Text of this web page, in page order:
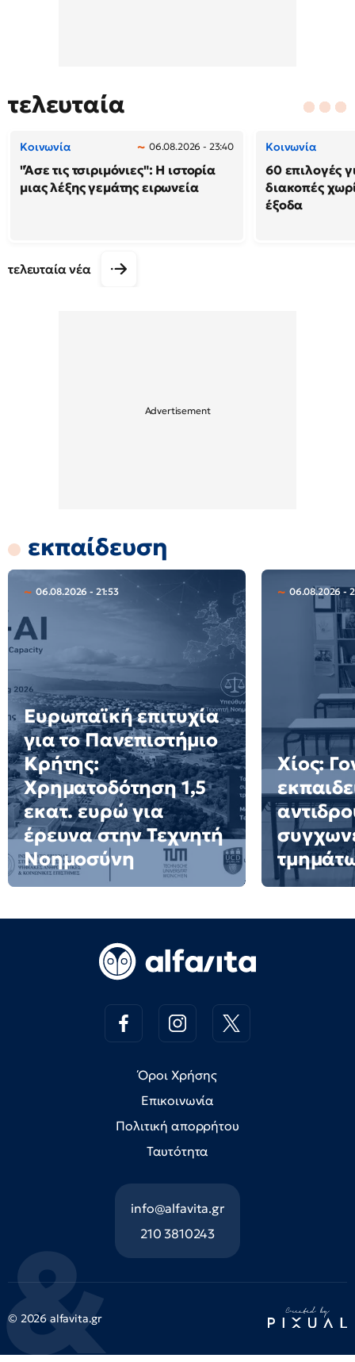
τελευταία
Κοινωνία 06.08.2026 - 23:40
"Άσε τις τσιριμόνιες": Η ιστορία
μιας λέξης γεμάτης ειρωνεία
Κοινωνία
60 επιλογές
διακοπές
έξοδα
τελευταία νέα
εκπαίδευση
06.08.2026 - 21:53
Ευρωπαϊκή επιτυχία
για το Πανεπιστήμιο
Κρήτης:
Χρηματοδότηση 1,5
εκατ. ευρώ για
έρευνα στην Τεχνητή
Νοημοσύνη
06.08.2026 -
Χίος:
Όροι Χρήσης
Επικοινωνία
Πολιτική απορρήτου
Ταυτότητα
info@alfavita.gr
210 3810243
© 2026 alfavita.gr